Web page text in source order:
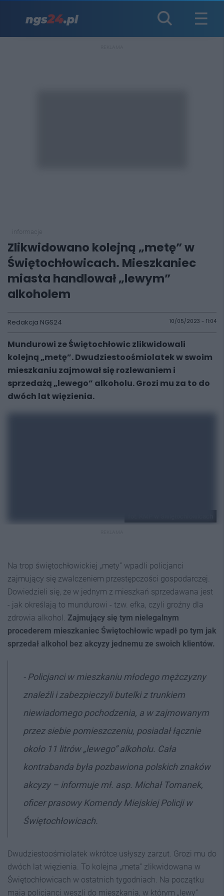
Zlikwidowano kolejną „metę” w
Świętochłowicach. Mieszkaniec
miasta handlował „lewym”
alkoholem
Redakcja NGS24 10/05/2023 - 11:04
Mundurowi ze Świętochłowic zlikwidowali
kolejną „metę”. Dwudziestoośmiolatek w swoim
mieszkaniu zajmował się rozlewaniem i
sprzedażą „lewego” alkoholu. Grozi mu za to do
dwóch lat więzienia.
Na trop świętochłowickiej „mety” wpadli policjanci
zajmujący się zwalczeniem przestępczości gospodarczej.
Dowiedzieli się, że w jednym z mieszkań sprzedawana jest
- jak określają to mundurowi - tzw. efka, czyli groźny dla
zdrowia alkohol. Zajmujący się tym nielegalnym
procederem mieszkaniec Świętochłowic wpadł po tym jak
sprzedał alkohol bez akcyzy jednemu ze swoich klientów.
- Policjanci w mieszkaniu młodego mężczyzny
znaleźli i zabezpieczyli butelki z trunkiem
niewiadomego pochodzenia, a w zajmowanym
przez siebie pomieszczeniu, posiadał łącznie
około 11 litrów „lewego” alkoholu. Cała
kontrabanda była pozbawiona polskich znaków
akcyzy – informuje mł. asp. Michał Tomanek,
oficer prasowy Komendy Miejskiej Policji w
Świętochłowicach.
Dwudziestoośmiolatek wkrótce usłyszy zarzut. Grozi mu do
dwóch lat więzienia. To kolejna „meta” zlikwidowana w
Świętochłowicach w ostatnich tygodniach. Na początku
maja policjanci weszli do mieszkania, w którym „lewy”